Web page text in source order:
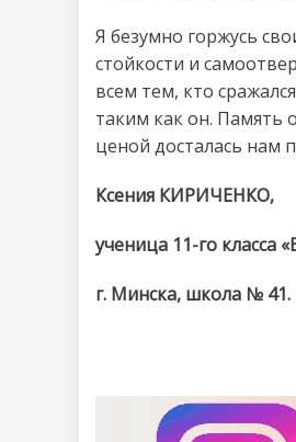
Я безумно горжусь
стойкости и
всем тем, кто
таким как он. Память
ценой досталась нам
Ксения КИРИЧЕНКО,
ученица 11-го класса
г. Минска, школа № 41.